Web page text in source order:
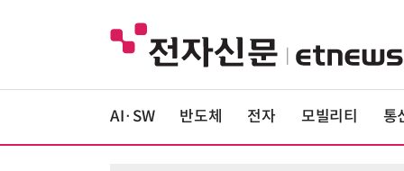
AI·SW 반도체 전자 모빌리티 통